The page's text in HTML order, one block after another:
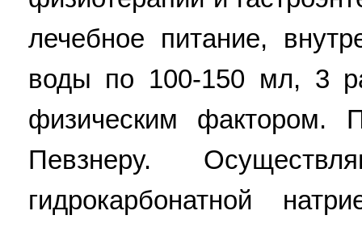
лечебное питание,
воды по 100-150 мл, 3
физическим
Певзнеру.
гидрокарбонатной